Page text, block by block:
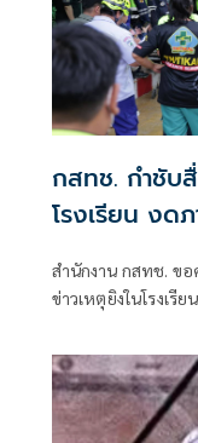
กสทช. กำชับ
โรงเรียน งด
สำนักงาน กสทช. ข
ข่าวเหตุยิงในโรงเรี